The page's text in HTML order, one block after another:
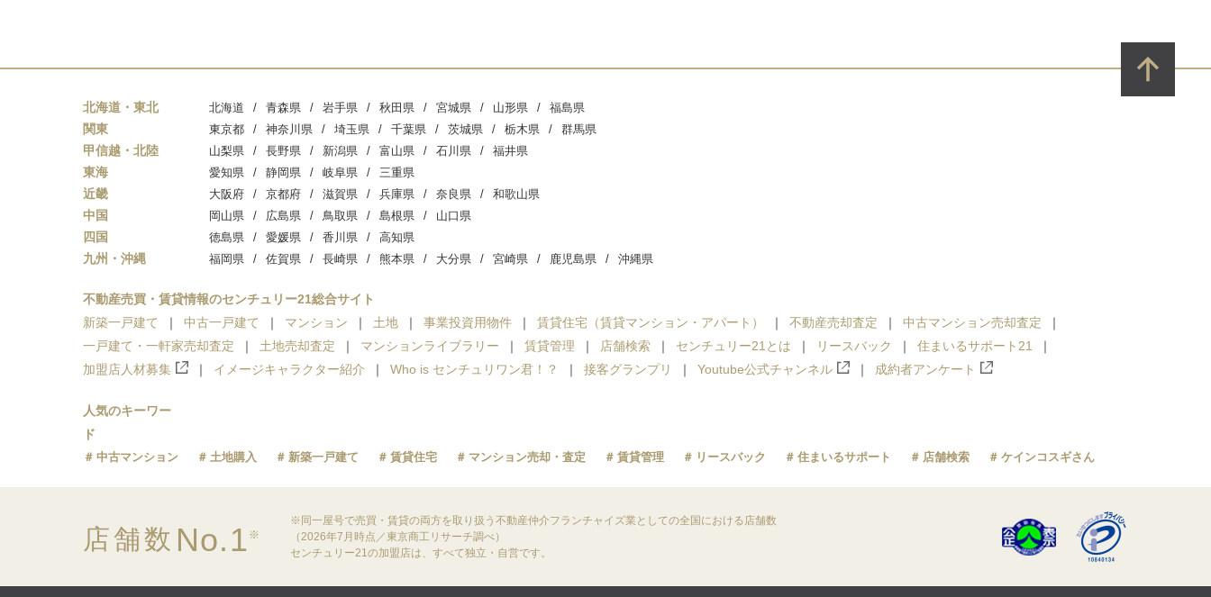
北海道・東北 北海道 青森県 岩手県 秋田県 宮城県 山形県 福島県
関東 東京都 神奈川県 埼玉県 千葉県 茨城県 栃木県 群馬県
甲信越・北陸 山梨県 長野県 新潟県 富山県 石川県 福井県
東海 愛知県 静岡県 岐阜県 三重県
近畿 大阪府 京都府 滋賀県 兵庫県 奈良県 和歌山県
中国 岡山県 広島県 鳥取県 島根県 山口県
四国 徳島県 愛媛県 香川県 高知県
九州・沖縄 福岡県 佐賀県 長崎県 熊本県 大分県 宮崎県 鹿児島県 沖縄県
不動産売買・賃貸情報のセンチュリー21総合サイト
新築一戸建て
中古一戸建て マンション 土地 事業投資用物件 賃貸住宅（賃貸マンション・アパート） 不動産売却査定
中古マンション売却査定
一戸建て・一軒家売却査定
土地売却査定 マンションライブラリー 賃貸管理 店舗検索 センチュリー21とは リースバック
住まいるサポート21
加盟店人材募集
イメージキャラクター紹介 Who is センチュリワン君！？ 接客グランプリ Youtube公式チャンネル 成約者アンケート
人気のキーワー
ド
中古マンション 土地購入 新築一戸建て 賃貸住宅 マンション売却・査定 賃貸管理 リースバック 住まいるサポート 店舗検索 ケインコスギさん
店舗数 No.1 ※
※同一屋号で売買・賃貸の両方を取り扱う不動産仲介フランチャイズ業としての全国における店舗数
（2026年7月時点／東京商工リサーチ調べ）
センチュリー21の加盟店は、すべて独立・自営です。